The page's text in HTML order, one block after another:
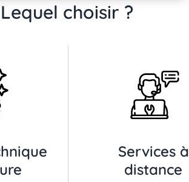
choisir ?
Services à
distance